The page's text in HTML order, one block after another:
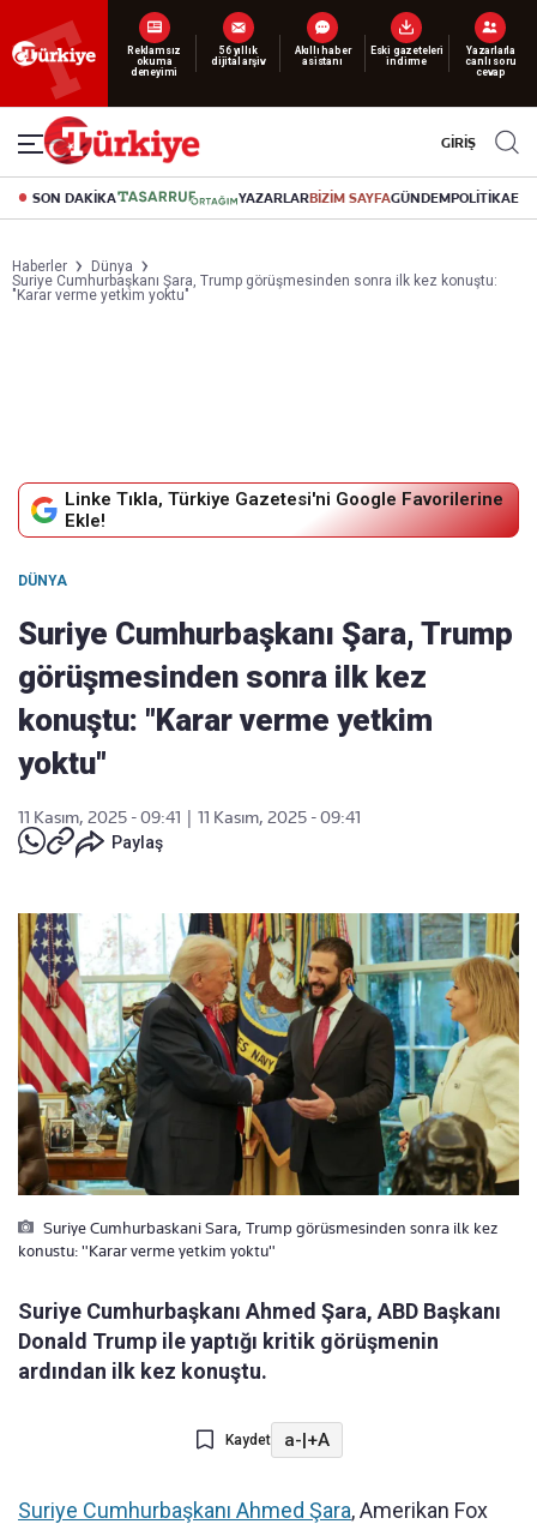
Reklamsız
okuma
deneyimi
56 yıllık
dijital arşiv
Akıllı haber
asistanı
Eski gazeteleri
indirme
Yazarlarla
canlı soru
cevap
GİRİŞ
SON DAKİKA YAZARLARBİZİM SAYFAGÜNDEMPOLİTİKA
Haberler
Dünya
Suriye Cumhurbaşkanı Şara, Trump görüşmesinden sonra ilk kez konuştu:
"Karar verme yetkim yoktu"
Linke Tıkla, Türkiye Gazetesi'ni Google Favorilerine
Ekle!
DÜNYA
Suriye Cumhurbaşkanı Şara, Trump
görüşmesinden sonra ilk kez
konuştu: "Karar verme yetkim
yoktu"
11 Kasım, 2025 - 09:41
11 Kasım, 2025 - 09:41
Paylaş
Suriye Cumhurbaskani Sara, Trump görüsmesinden sonra ilk kez
konustu: "Karar verme yetkim yoktu"
Suriye Cumhurbaşkanı Ahmed Şara, ABD Başkanı
Donald Trump ile yaptığı kritik görüşmenin
ardından ilk kez konuştu.
Kaydet a-|+A
Suriye Cumhurbaşkanı Ahmed Şara, Amerikan Fox